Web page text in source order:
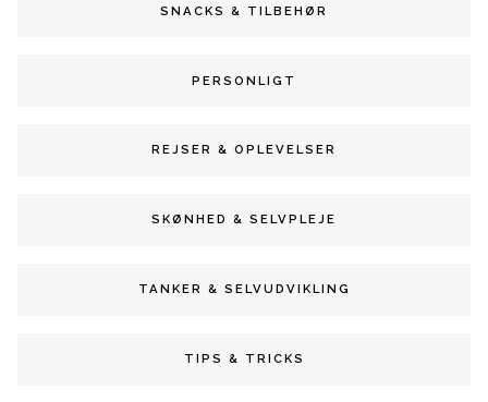
SNACKS & TILBEHØR
PERSONLIGT
REJSER & OPLEVELSER
SKØNHED & SELVPLEJE
TANKER & SELVUDVIKLING
TIPS & TRICKS